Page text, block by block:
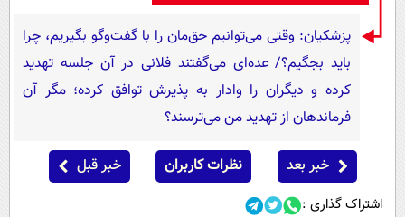
پزشکیان: وقتی می‌توانیم حق‌مان را با گفت‌وگو بگیریم، چرا
باید بجگیم؟/ عده‌ای می‌گفتند فلانی در آن جلسه تهدید
کرده و دیگران را وادار به پذیرش توافق کرده؛ مگر آن
فرماندهان از تهدید من می‌ترسند؟
خبر بعد نظرات کاربران خبر قبل
اشتراک گذاری :